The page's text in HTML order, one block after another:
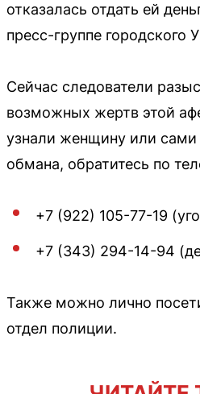
отказалась отдать ей
пресс-группе городского
Сейчас следователи
возможных жертв этой
узнали женщину или сами
обмана, обратитесь по
+7 (922) 105-77-19
+7 (343) 294-14-94
Также можно лично
отдел полиции.